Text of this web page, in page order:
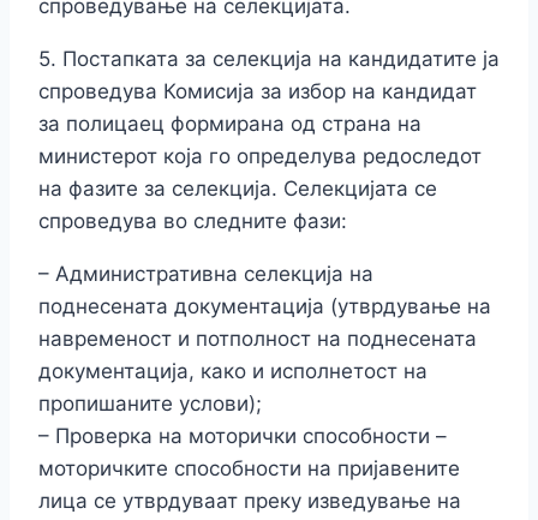
спроведување на селекцијата.
5. Постапката за селекција на кандидатите ја
спроведува Комисија за избор на кандидат
за полицаец формирана од страна на
министерот која го определува редоследот
на фазите за селекција. Селекцијата се
спроведува во следните фази:
– Административна селекција на
поднесената документација (утврдување на
навременост и потполност на поднесената
документација, како и исполнетост на
пропишаните услови);
– Проверка на моторички способности –
моторичките способности на пријавените
лица се утврдуваат преку изведување на